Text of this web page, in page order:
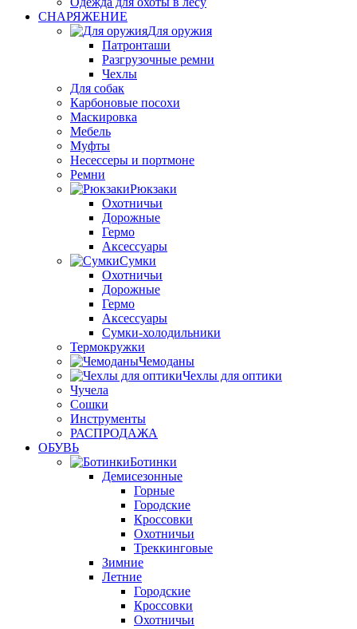
СНАРЯЖЕНИЕ
Для оружия
Патронташи
Разгрузочные ремни
Чехлы
Для собак
Карбоновые посохи
Маскировка
Мебель
Муфты
Несессеры и портмоне
Ремни
Рюкзаки
Охотничьи
Дорожные
Гермо
Аксессуары
Сумки
Охотничьи
Дорожные
Гермо
Аксессуары
Сумки-холодильники
Термокружки
Чемоданы
Чехлы для оптики
Чучела
Сошки
Инструменты
РАСПРОДАЖА
ОБУВЬ
Ботинки
Демисезонные
Горные
Городские
Кроссовки
Охотничьи
Треккинговые
Зимние
Летние
Городские
Кроссовки
Охотничьи